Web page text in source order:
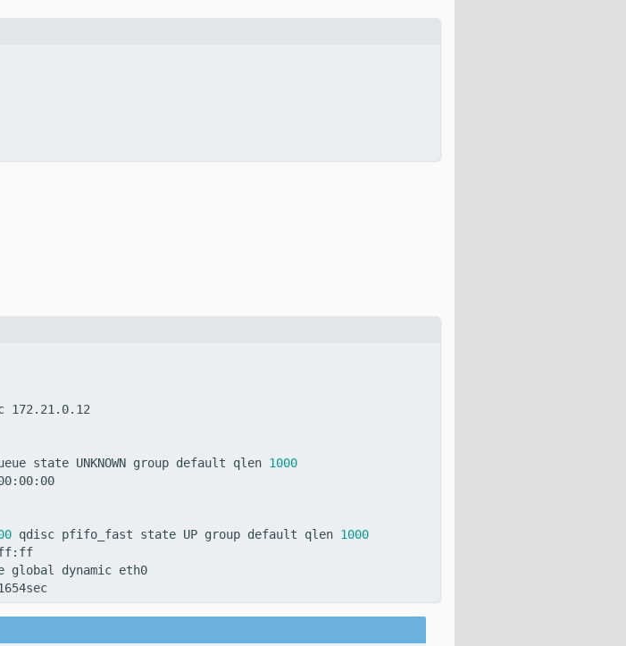
state UNKNOWN group default qlen 1000
qdisc pfifo_fast state UP group default qlen 1000